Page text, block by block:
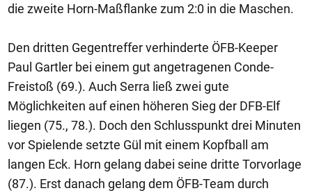
die zweite Horn-Maßflanke zum 2:0 in die Maschen.
Den dritten Gegentreffer verhinderte ÖFB-Keeper
Paul Gartler bei einem gut angetragenen Conde-
Freistoß (69.). Auch Serra ließ zwei gute
Möglichkeiten auf einen höheren Sieg der DFB-Elf
liegen (75., 78.). Doch den Schlusspunkt drei Minuten
vor Spielende setzte Gül mit einem Kopfball am
langen Eck. Horn gelang dabei seine dritte Torvorlage
(87.). Erst danach gelang dem ÖFB-Team durch